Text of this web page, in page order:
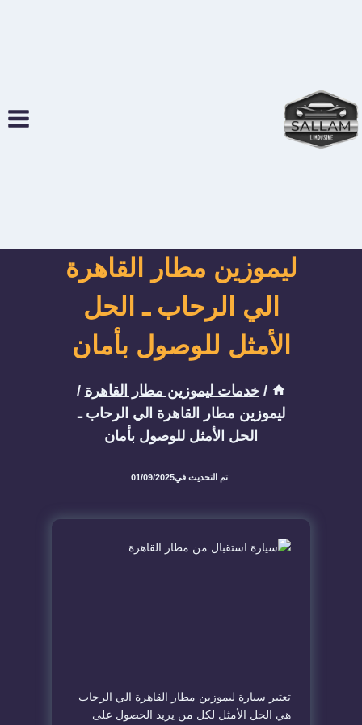
ليموزين مطار القاهرة
الي الرحاب ـ الحل
الأمثل للوصول بأمان
/ خدمات ليموزين مطار القاهرة /
ليموزين مطار القاهرة الي الرحاب ـ
الحل الأمثل للوصول بأمان
تم التحديث في01/09/2025
تعتبر سيارة ليموزين مطار القاهرة الي الرحاب
هي الحل الأمثل لكل من يريد الحصول على